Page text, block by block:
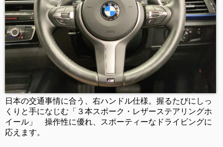
日本の交通事情に合う、右ハンドル仕様。握るたびにしっ
くりと手になじむ「３本スポーク・レザーステアリングホ
イール」 操作性に優れ、スポーティーなドライビングに
応えます。